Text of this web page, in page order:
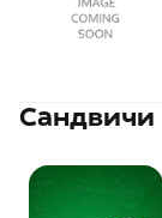
Сандвичи